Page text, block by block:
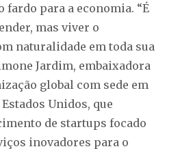
fardo para a economia. “É
mas viver o
naturalidade em toda sua
Jardim, embaixadora
global com sede em
Unidos, que
de startups focado
inovadores para o